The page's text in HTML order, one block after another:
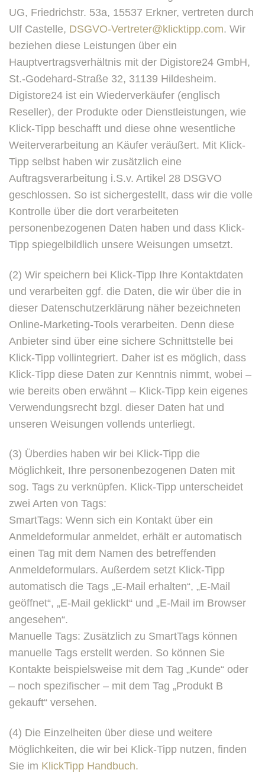
UG, Friedrichstr. 53a, 15537 Erkner, vertreten durch
Ulf Castelle, DSGVO-Vertreter@klicktipp.com. Wir
beziehen diese Leistungen über ein
Hauptvertragsverhältnis mit der Digistore24 GmbH,
St.-Godehard-Straße 32, 31139 Hildesheim.
Digistore24 ist ein Wiederverkäufer (englisch
Reseller), der Produkte oder Dienstleistungen, wie
Klick-Tipp beschafft und diese ohne wesentliche
Weiterverarbeitung an Käufer veräußert. Mit Klick-
Tipp selbst haben wir zusätzlich eine
Auftragsverarbeitung i.S.v. Artikel 28 DSGVO
geschlossen. So ist sichergestellt, dass wir die volle
Kontrolle über die dort verarbeiteten
personenbezogenen Daten haben und dass Klick-
Tipp spiegelbildlich unsere Weisungen umsetzt.
(2) Wir speichern bei Klick-Tipp Ihre Kontaktdaten
und verarbeiten ggf. die Daten, die wir über die in
dieser Datenschutzerklärung näher bezeichneten
Online-Marketing-Tools verarbeiten. Denn diese
Anbieter sind über eine sichere Schnittstelle bei
Klick-Tipp vollintegriert. Daher ist es möglich, dass
Klick-Tipp diese Daten zur Kenntnis nimmt, wobei –
wie bereits oben erwähnt – Klick-Tipp kein eigenes
Verwendungsrecht bzgl. dieser Daten hat und
unseren Weisungen vollends unterliegt.
(3) Überdies haben wir bei Klick-Tipp die
Möglichkeit, Ihre personenbezogenen Daten mit
sog. Tags zu verknüpfen. Klick-Tipp unterscheidet
zwei Arten von Tags:
SmartTags: Wenn sich ein Kontakt über ein
Anmeldeformular anmeldet, erhält er automatisch
einen Tag mit dem Namen des betreffenden
Anmeldeformulars. Außerdem setzt Klick-Tipp
automatisch die Tags „E-Mail erhalten“, „E-Mail
geöffnet“, „E-Mail geklickt“ und „E-Mail im Browser
angesehen“.
Manuelle Tags: Zusätzlich zu SmartTags können
manuelle Tags erstellt werden. So können Sie
Kontakte beispielsweise mit dem Tag „Kunde“ oder
– noch spezifischer – mit dem Tag „Produkt B
gekauft“ versehen.
(4) Die Einzelheiten über diese und weitere
Möglichkeiten, die wir bei Klick-Tipp nutzen, finden
Sie im KlickTipp Handbuch.